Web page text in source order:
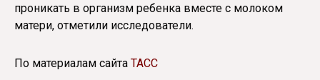
проникать в организм ребенка вместе с молоком
матери, отметили исследователи.
По материалам сайта ТАСС